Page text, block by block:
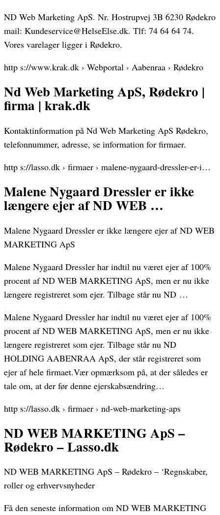
ND Web Marketing ApS. Nr. Hostrupvej 3B 6230 Rødekro
mail: Kundeservice@HelseElse.dk. Tlf: 74 64 64 74.
Vores varelager ligger i Rødekro.
http s://www.krak.dk › Webportal › Aabenraa › Rødekro
Nd Web Marketing ApS, Rødekro |
firma | krak.dk
Kontaktinformation på Nd Web Marketing ApS Rødekro,
telefonnummer, adresse, se information for firmaer.
http s://lasso.dk › firmaer › malene-nygaard-dressler-er-i…
Malene Nygaard Dressler er ikke
længere ejer af ND WEB …
Malene Nygaard Dressler er ikke længere ejer af ND WEB
MARKETING ApS
Malene Nygaard Dressler har indtil nu været ejer af 100%
procent af ND WEB MARKETING ApS, men er nu ikke
længere registreret som ejer. Tilbage står nu ND …
Malene Nygaard Dressler har indtil nu været ejer af 100%
procent af ND WEB MARKETING ApS, men er nu ikke
længere registreret som ejer. Tilbage står nu ND
HOLDING AABENRAA ApS, der står registreret som
ejer af hele firmaet.Vær opmærksom på, at der således er
tale om, at der før denne ejerskabsændring…
http s://lasso.dk › firmaer › nd-web-marketing-aps
ND WEB MARKETING ApS –
Rødekro – Lasso.dk
ND WEB MARKETING ApS – Rødekro – ‘Regnskaber,
roller og erhvervsnyheder
Få den seneste information om ND WEB MARKETING